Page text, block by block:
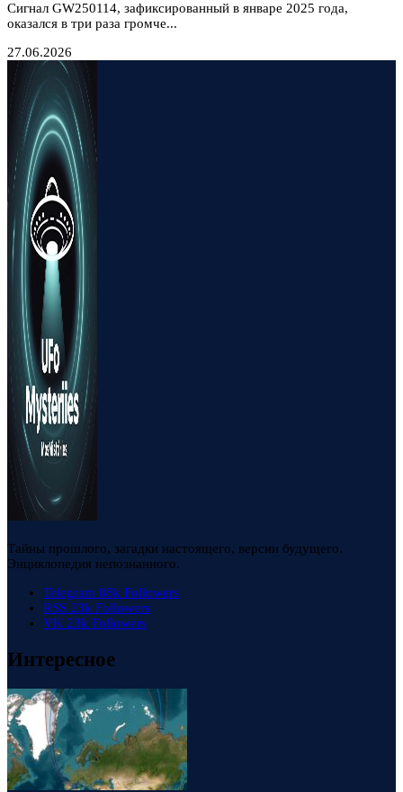
Сигнал GW250114, зафиксированный в январе 2025 года,
оказался в три раза громче...
27.06.2026
Тайны прошлого, загадки настоящего, версии будущего.
Энциклопедия непознанного.
Telegram 88k Followers
RSS 23k Followers
VK 23k Followers
Интересное